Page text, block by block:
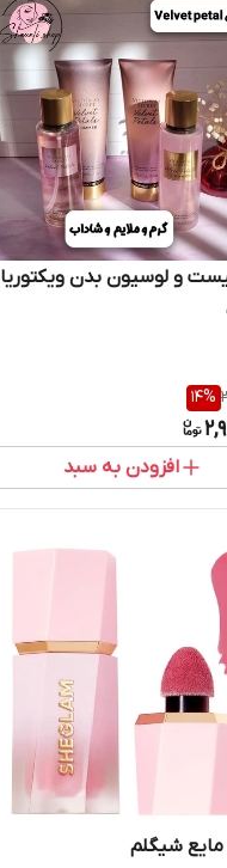
و لوسیون بدن ویکتوریا
14%
افزودن به سبد
مایع شیگلم